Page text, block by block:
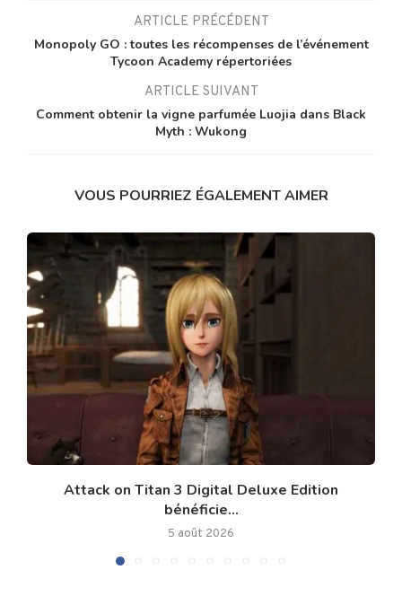
ARTICLE PRÉCÉDENT
Monopoly GO : toutes les récompenses de l’événement
Tycoon Academy répertoriées
ARTICLE SUIVANT
Comment obtenir la vigne parfumée Luojia dans Black
Myth : Wukong
VOUS POURRIEZ ÉGALEMENT AIMER
Attack on Titan 3 Digital Deluxe Edition
bénéficie...
5 août 2026